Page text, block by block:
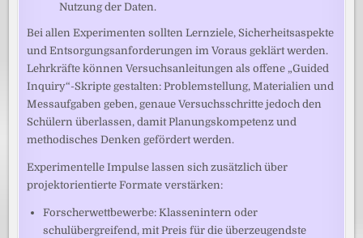
Nutzung der Daten.
Bei allen Experimenten sollten Lernziele, Sicherheitsaspekte
und Entsorgungsanforderungen im Voraus geklärt werden.
Lehrkräfte können Versuchsanleitungen als offene „Guided
Inquiry“-Skripte gestalten: Problemstellung, Materialien und
Messaufgaben geben, genaue Versuchsschritte jedoch den
Schülern überlassen, damit Planungskompetenz und
methodisches Denken gefördert werden.
Experimentelle Impulse lassen sich zusätzlich über
projektorientierte Formate verstärken:
Forscherwettbewerbe: Klassenintern oder
schulübergreifend, mit Preis für die überzeugendste